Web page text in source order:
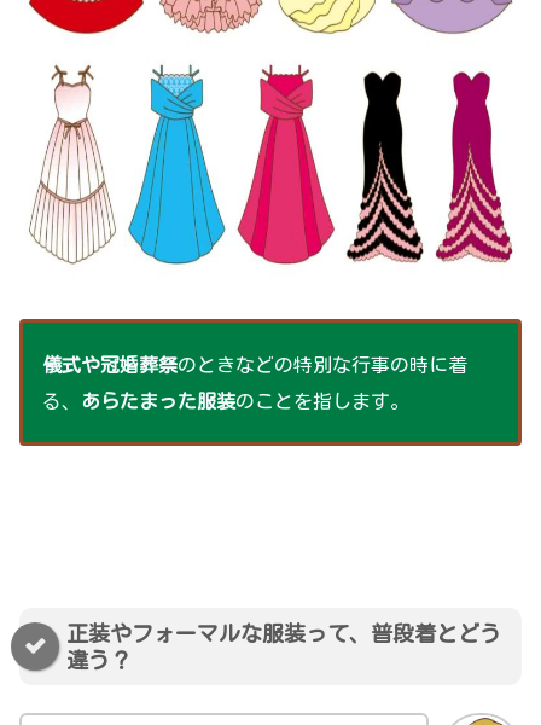
儀式や冠婚葬祭のときなどの特別な行事の時に着
る、 あらたまった服装のことを指します。
正装やフォーマルな服装って、普段着とどう
違う？